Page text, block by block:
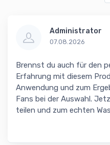
Administrator
07.08.2026
Brennst du auch für den
Erfahrung mit diesem
Anwendung und zum
Fans bei der Auswahl.
teilen und zum echten